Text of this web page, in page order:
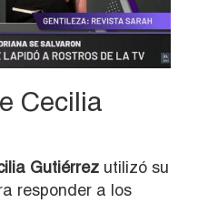
Cecilia
Gutiérrez utilizó su
responder a los